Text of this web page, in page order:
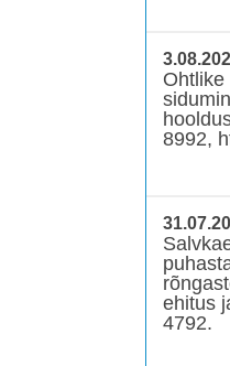
8992,
ehitus
4792.